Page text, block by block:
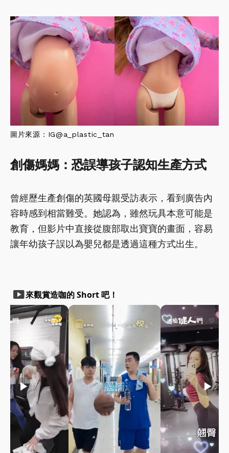
圖 片來源：IG@a_plastic_tan
創傷媽媽：恐誤導孩子認知生產方式
曾經歷生產創傷的英國母親受訪表示，看到廣告內
容時感到相當難受。她認為，雖然玩具本意可能是
教育，但影片中直接從腹部取出寶寶的畫面，容易
讓年幼孩子誤以為嬰兒都是透過這種方式出生。
smart_display來觀賞造咖的 Short 吧！
play_arrow play_arrow play_arrow